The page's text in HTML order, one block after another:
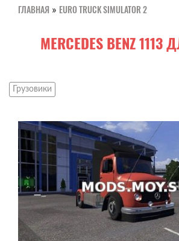
ГЛАВНАЯ » EURO TRUCK SIMULATOR 2
MERCEDES BENZ 1113
Грузовики